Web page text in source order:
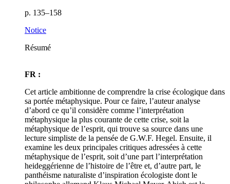
p. 135–158
Notice
Résumé
FR :
Cet article ambitionne de comprendre la crise écologique dans
sa portée métaphysique. Pour ce faire, l’auteur analyse
d’abord ce qu’il considère comme l’interprétation
métaphysique la plus courante de cette crise, soit la
métaphysique de l’esprit, qui trouve sa source dans une
lecture simpliste de la pensée de G.W.F. Hegel. Ensuite, il
examine les deux principales critiques adressées à cette
métaphysique de l’esprit, soit d’une part l’interprétation
heideggérienne de l’histoire de l’être et, d’autre part, le
panthéisme naturaliste d’inspiration écologiste dont le